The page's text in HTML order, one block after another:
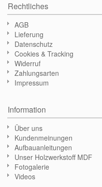
Rechtliches
AGB
Lieferung
Datenschutz
Cookies & Tracking
Widerruf
Zahlungsarten
Impressum
Information
Über uns
Kundenmeinungen
Aufbauanleitungen
Unser Holzwerkstoff MDF
Fotogalerie
Videos